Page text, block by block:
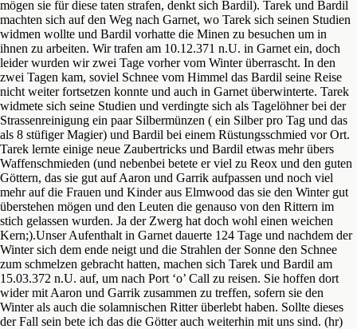
mögen sie für diese taten strafen, denkt sich Bardil). Tarek und Bardil
machten sich auf den Weg nach Garnet, wo Tarek sich seinen Studien
widmen wollte und Bardil vorhatte die Minen zu besuchen um in
ihnen zu arbeiten. Wir trafen am 10.12.371 n.U. in Garnet ein, doch
leider wurden wir zwei Tage vorher vom Winter überrascht. In den
zwei Tagen kam, soviel Schnee vom Himmel das Bardil seine Reise
nicht weiter fortsetzen konnte und auch in Garnet überwinterte. Tarek
widmete sich seine Studien und verdingte sich als Tagelöhner bei der
Strassenreinigung ein paar Silbermünzen ( ein Silber pro Tag und das
als 8 stüfiger Magier) und Bardil bei einem Rüstungsschmied vor Ort.
Tarek lernte einige neue Zaubertricks und Bardil etwas mehr übers
Waffenschmieden (und nebenbei betete er viel zu Reox und den guten
Göttern, das sie gut auf Aaron und Garrik aufpassen und noch viel
mehr auf die Frauen und Kinder aus Elmwood das sie den Winter gut
überstehen mögen und den Leuten die genauso von den Rittern im
stich gelassen wurden. Ja der Zwerg hat doch wohl einen weichen
Kern;).Unser Aufenthalt in Garnet dauerte 124 Tage und nachdem der
Winter sich dem ende neigt und die Strahlen der Sonne den Schnee
zum schmelzen gebracht hatten, machen sich Tarek und Bardil am
15.03.372 n.U. auf, um nach Port ‘o’ Call zu reisen. Sie hoffen dort
wider mit Aaron und Garrik zusammen zu treffen, sofern sie den
Winter als auch die solamnischen Ritter überlebt haben. Sollte dieses
der Fall sein bete ich das die Götter auch weiterhin mit uns sind. (hr)